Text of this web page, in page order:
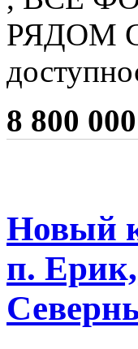
РЯДОМ
8 800 000
Новый
п.